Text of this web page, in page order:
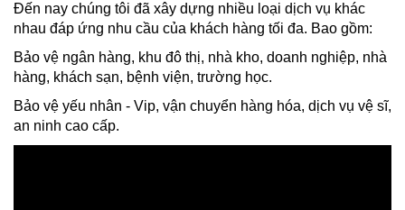
Đến nay chúng tôi đã xây dựng nhiều loại dịch vụ khác
nhau đáp ứng nhu cầu của khách hàng tối đa. Bao gồm:
Bảo vệ ngân hàng, khu đô thị, nhà kho, doanh nghiệp, nhà
hàng, khách sạn, bệnh viện, trường học.
Bảo vệ yếu nhân - Vip, vận chuyển hàng hóa, dịch vụ vệ sĩ,
an ninh cao cấp.